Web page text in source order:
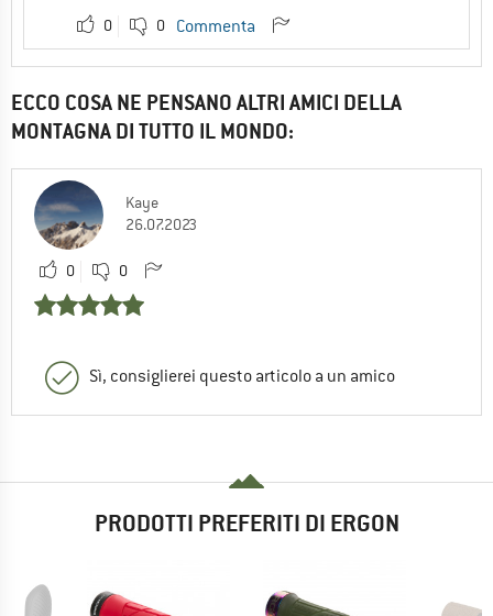
0 0 Commenta
ECCO COSA NE PENSANO ALTRI AMICI DELLA
MONTAGNA DI TUTTO IL MONDO:
Kaye
26.07.2023
0 0
Sì, consiglierei questo articolo a un amico
PRODOTTI PREFERITI DI ERGON